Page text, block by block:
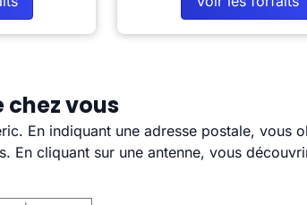
chez vous
En indiquant une adresse postale, vous
En cliquant sur une antenne, vous